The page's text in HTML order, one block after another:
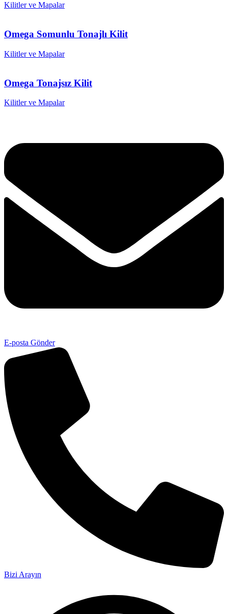
Kilitler ve Mapalar
Omega Somunlu Tonajlı Kilit
Kilitler ve Mapalar
Omega Tonajsız Kilit
Kilitler ve Mapalar
E-posta Gönder
Bizi Arayın